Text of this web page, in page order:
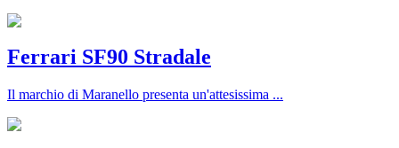
Ferrari SF90 Stradale
Il marchio di Maranello presenta un'attesissima ...